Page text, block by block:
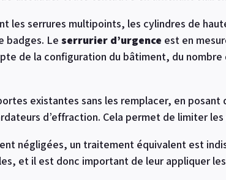
les serrures multipoints, les cylindres de
badges. Le serrurier d’urgence est en
de la configuration du bâtiment, du
existantes sans les remplacer, en
d’effraction. Cela permet de limiter
négligées, un traitement équivalent est
et il est donc important de leur appliquer